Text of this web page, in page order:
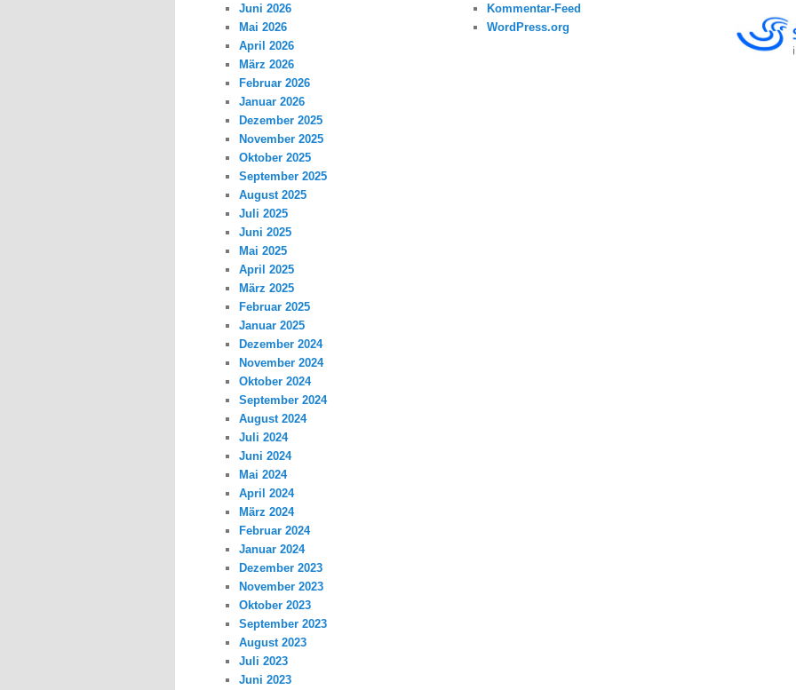
Juni 2026
Mai 2026
April 2026
März 2026
Februar 2026
Januar 2026
Dezember 2025
November 2025
Oktober 2025
September 2025
August 2025
Juli 2025
Juni 2025
Mai 2025
April 2025
März 2025
Februar 2025
Januar 2025
Dezember 2024
November 2024
Oktober 2024
September 2024
August 2024
Juli 2024
Juni 2024
Mai 2024
April 2024
März 2024
Februar 2024
Januar 2024
Dezember 2023
November 2023
Oktober 2023
September 2023
August 2023
Juli 2023
Juni 2023
Kommentar-Feed
WordPress.org